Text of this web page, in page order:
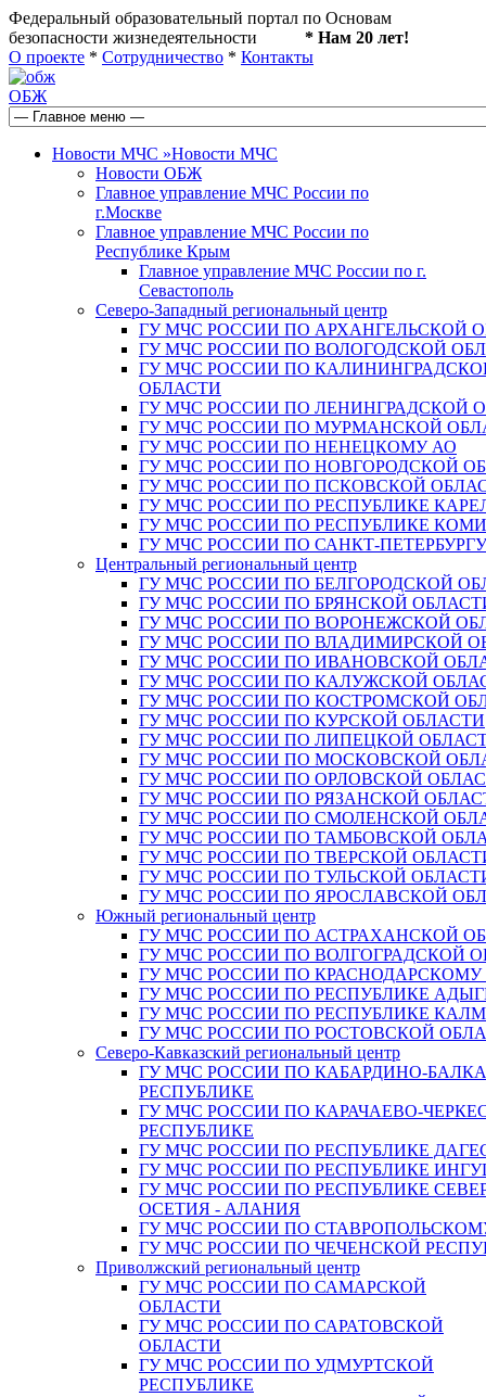
Федеральный образовательный портал по Основам
безопасности жизнедеятельности * Нам 20 лет!
О проекте * Сотрудничество * Контакты
ОБЖ
Новости МЧС »Новости МЧС
Новости ОБЖ
Главное управление МЧС России по
г.Москве
Главное управление МЧС России по
Республике Крым
Главное управление МЧС России по г.
Севастополь
Северо-Западный региональный центр
ГУ МЧС РОССИИ ПО АРХАНГЕЛЬСКОЙ
ГУ МЧС РОССИИ ПО ВОЛОГОДСКОЙ
ГУ МЧС РОССИИ ПО
ОБЛАСТИ
ГУ МЧС РОССИИ ПО ЛЕНИНГРАДСКОЙ
ГУ МЧС РОССИИ ПО МУРМАНСКОЙ
ГУ МЧС РОССИИ ПО НЕНЕЦКОМУ АО
ГУ МЧС РОССИИ ПО НОВГОРОДСКОЙ
ГУ МЧС РОССИИ ПО ПСКОВСКОЙ
ГУ МЧС РОССИИ ПО РЕСПУБЛИКЕ
ГУ МЧС РОССИИ ПО РЕСПУБЛИКЕ КОМИ
ГУ МЧС РОССИИ ПО САНКТ-ПЕТЕРБУРГУ
Центральный региональный центр
ГУ МЧС РОССИИ ПО БЕЛГОРОДСКОЙ
ГУ МЧС РОССИИ ПО БРЯНСКОЙ
ГУ МЧС РОССИИ ПО ВОРОНЕЖСКОЙ
ГУ МЧС РОССИИ ПО ВЛАДИМИРСКОЙ
ГУ МЧС РОССИИ ПО ИВАНОВСКОЙ
ГУ МЧС РОССИИ ПО КАЛУЖСКОЙ
ГУ МЧС РОССИИ ПО КОСТРОМСКОЙ
ГУ МЧС РОССИИ ПО КУРСКОЙ ОБЛАСТИ
ГУ МЧС РОССИИ ПО ЛИПЕЦКОЙ
ГУ МЧС РОССИИ ПО МОСКОВСКОЙ
ГУ МЧС РОССИИ ПО ОРЛОВСКОЙ
ГУ МЧС РОССИИ ПО РЯЗАНСКОЙ
ГУ МЧС РОССИИ ПО СМОЛЕНСКОЙ
ГУ МЧС РОССИИ ПО ТАМБОВСКОЙ
ГУ МЧС РОССИИ ПО ТВЕРСКОЙ
ГУ МЧС РОССИИ ПО ТУЛЬСКОЙ
ГУ МЧС РОССИИ ПО ЯРОСЛАВСКОЙ
Южный региональный центр
ГУ МЧС РОССИИ ПО АСТРАХАНСКОЙ
ГУ МЧС РОССИИ ПО ВОЛГОГРАДСКОЙ
ГУ МЧС РОССИИ ПО
ГУ МЧС РОССИИ ПО РЕСПУБЛИКЕ
ГУ МЧС РОССИИ ПО РЕСПУБЛИКЕ
ГУ МЧС РОССИИ ПО РОСТОВСКОЙ
Северо-Кавказский региональный центр
ГУ МЧС РОССИИ ПО КАБАРДИНО-
РЕСПУБЛИКЕ
ГУ МЧС РОССИИ ПО КАРАЧАЕВО-
РЕСПУБЛИКЕ
ГУ МЧС РОССИИ ПО РЕСПУБЛИКЕ
ГУ МЧС РОССИИ ПО РЕСПУБЛИКЕ
ГУ МЧС РОССИИ ПО РЕСПУБЛИКЕ
ОСЕТИЯ - АЛАНИЯ
ГУ МЧС РОССИИ ПО
ГУ МЧС РОССИИ ПО ЧЕЧЕНСКОЙ
Приволжский региональный центр
ГУ МЧС РОССИИ ПО САМАРСКОЙ
ОБЛАСТИ
ГУ МЧС РОССИИ ПО САРАТОВСКОЙ
ОБЛАСТИ
ГУ МЧС РОССИИ ПО УДМУРТСКОЙ
РЕСПУБЛИКЕ